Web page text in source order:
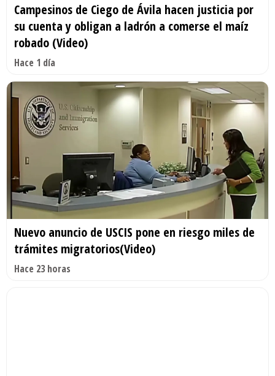
Campesinos de Ciego de Ávila hacen justicia por
su cuenta y obligan a ladrón a comerse el maíz
robado (Video)
Hace 1 día
Nuevo anuncio de USCIS pone en riesgo miles de
trámites migratorios(Video)
Hace 23 horas